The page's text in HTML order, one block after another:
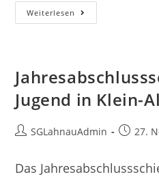
Weiterlesen Langweilige
Ferien?
Jugend in Klein-
Beitrags-
SGLahnauAdmin
Beitrag
27.
Das